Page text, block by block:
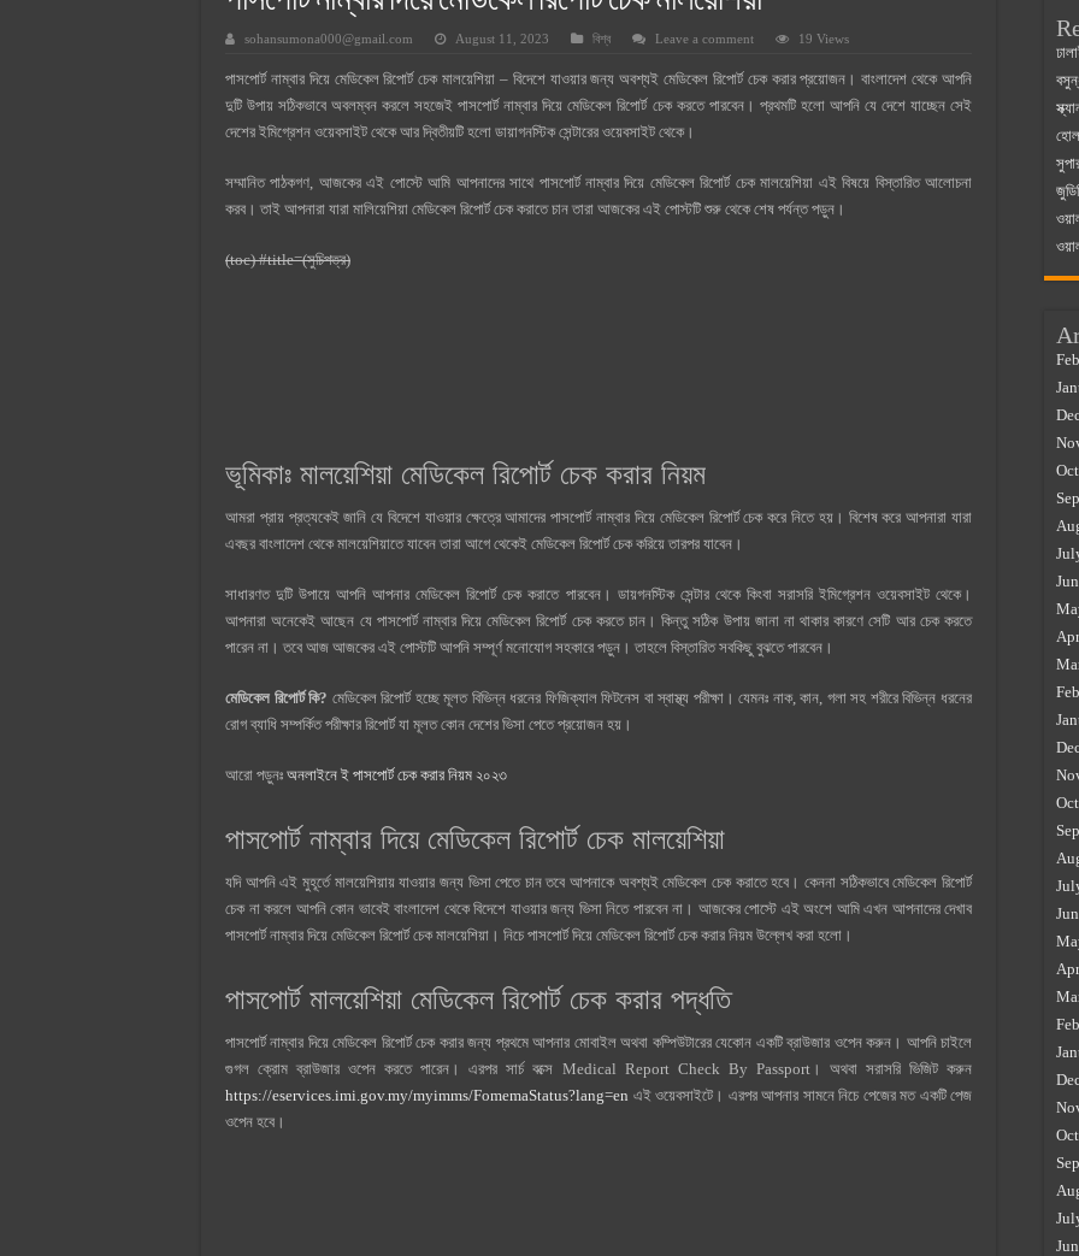
সুপারক্রিট সিমেন্ট দাম ২০২৫
জুডিশিয়াল ম্যাজিস্ট্রেট কি? জুডিশিয়াল ম্যাজিস্ট্রেট এর সুযোগ সুবিধা
ওয়ালটন মোবাইল কিস্তিতে কেনার নিয়ম ২০২৫
ওয়ালটন টিভি কিস্তিতে কেনার নিয়ম ২০২৫
জেনে নিন, বর্তমানে মোবাইল ঘড়ি দাম কত ২০২৫
sohansumona000@gmail.com August 11, 2023 বিশ্ব Leave a comment 19 Views
পাসপোর্ট নাম্বার দিয়ে মেডিকেল রিপোর্ট চেক মালয়েশিয়া – বিদেশে যাওয়ার জন্য অবশ্যই মেডিকেল রিপোর্ট চেক করার প্রয়োজন। বাংলাদেশ থেকে আপনি
দুটি উপায় সঠিকভাবে অবলম্বন করলে সহজেই পাসপোর্ট নাম্বার দিয়ে মেডিকেল রিপোর্ট চেক করতে পারবেন। প্রথমটি হলো আপনি যে দেশে যাচ্ছেন সেই
দেশের ইমিগ্রেশন ওয়েবসাইট থেকে আর দ্বিতীয়টি হলো ডায়াগনস্টিক সেন্টারের ওয়েবসাইট থেকে।
সম্মানিত পাঠকগণ, আজকের এই পোস্টে আমি আপনাদের সাথে পাসপোর্ট নাম্বার দিয়ে মেডিকেল রিপোর্ট চেক মালয়েশিয়া এই বিষয়ে বিস্তারিত আলোচনা
করব। তাই আপনারা যারা মালিয়েশিয়া মেডিকেল রিপোর্ট চেক করাতে চান তারা আজকের এই পোস্টটি শুরু থেকে শেষ পর্যন্ত পড়ুন।
(toc) #title=(সুচিপত্র)
ভূমিকাঃ মালয়েশিয়া মেডিকেল রিপোর্ট চেক করার নিয়ম
আমরা প্রায় প্রত্যকেই জানি যে বিদেশে যাওয়ার ক্ষেত্রে আমাদের পাসপোর্ট নাম্বার দিয়ে মেডিকেল রিপোর্ট চেক করে নিতে হয়। বিশেষ করে আপনারা যারা
এবছর বাংলাদেশ থেকে মালয়েশিয়াতে যাবেন তারা আগে থেকেই মেডিকেল রিপোর্ট চেক করিয়ে তারপর যাবেন।
সাধারণত দুটি উপায়ে আপনি আপনার মেডিকেল রিপোর্ট চেক করাতে পারবেন। ডায়গনস্টিক সেন্টার থেকে কিংবা সরাসরি ইমিগ্রেশন ওয়েবসাইট থেকে।
আপনারা অনেকেই আছেন যে পাসপোর্ট নাম্বার দিয়ে মেডিকেল রিপোর্ট চেক করতে চান। কিন্তু সঠিক উপায় জানা না থাকার কারণে সেটি আর চেক করতে
পারেন না। তবে আজ আজকের এই পোস্টটি আপনি সম্পূর্ণ মনোযোগ সহকারে পড়ুন। তাহলে বিস্তারিত সবকিছু বুঝতে পারবেন।
মেডিকেল রিপোর্ট কি? মেডিকেল রিপোর্ট হচ্ছে মূলত বিভিন্ন ধরনের ফিজিক্যাল ফিটনেস বা স্বাস্থ্য পরীক্ষা। যেমনঃ নাক, কান, গলা সহ শরীরে বিভিন্ন ধরনের
রোগ ব্যাধি সম্পর্কিত পরীক্ষার রিপোর্ট যা মূলত কোন দেশের ভিসা পেতে প্রয়োজন হয়।
আরো পড়ুনঃ অনলাইনে ই পাসপোর্ট চেক করার নিয়ম ২০২৩
পাসপোর্ট নাম্বার দিয়ে মেডিকেল রিপোর্ট চেক মালয়েশিয়া
যদি আপনি এই মুহূর্তে মালয়েশিয়ায় যাওয়ার জন্য ভিসা পেতে চান তবে আপনাকে অবশ্যই মেডিকেল চেক করাতে হবে। কেননা সঠিকভাবে মেডিকেল রিপোর্ট
চেক না করলে আপনি কোন ভাবেই বাংলাদেশ থেকে বিদেশে যাওয়ার জন্য ভিসা নিতে পারবেন না। আজকের পোস্টে এই অংশে আমি এখন আপনাদের দেখাব
পাসপোর্ট নাম্বার দিয়ে মেডিকেল রিপোর্ট চেক মালয়েশিয়া। নিচে পাসপোর্ট দিয়ে মেডিকেল রিপোর্ট চেক করার নিয়ম উল্লেখ করা হলো।
পাসপোর্ট মালয়েশিয়া মেডিকেল রিপোর্ট চেক করার পদ্ধতি
পাসপোর্ট নাম্বার দিয়ে মেডিকেল রিপোর্ট চেক করার জন্য প্রথমে আপনার মোবাইল অথবা কম্পিউটারের যেকোন একটি ব্রাউজার ওপেন করুন। আপনি চাইলে
গুগল ক্রোম ব্রাউজার ওপেন করতে পারেন। এরপর সার্চ বক্সে Medical Report Check By Passport। অথবা সরাসরি ভিজিট করুন
https://eservices.imi.gov.my/myimms/FomemaStatus?lang=en এই ওয়েবসাইটে। এরপর আপনার সামনে নিচে পেজের মত একটি পেজ
ওপেন হবে।